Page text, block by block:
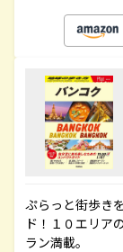
ぷらっと街歩き
ド！１０エリア
ラン満載。